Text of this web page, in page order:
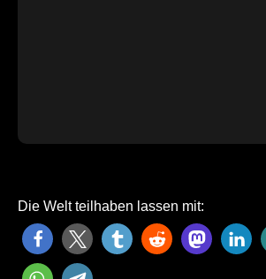
Die Welt teilhaben lassen mit: